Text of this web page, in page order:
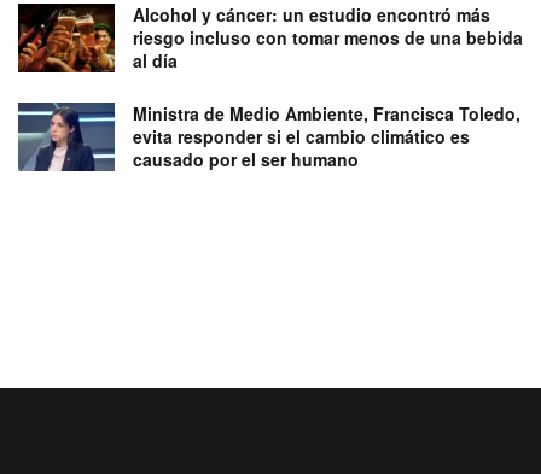
Alcohol y cáncer: un estudio encontró más
riesgo incluso con tomar menos de una bebida
al día
Ministra de Medio Ambiente, Francisca Toledo,
evita responder si el cambio climático es
causado por el ser humano